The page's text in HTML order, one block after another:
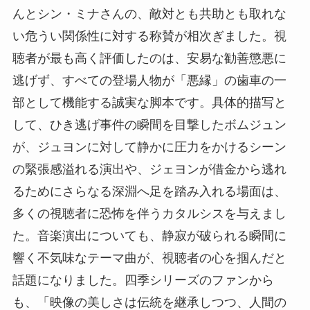
んとシン・ミナさんの、敵対とも共助とも取れな
い危うい関係性に対する称賛が相次ぎました。視
聴者が最も高く評価したのは、安易な勧善懲悪に
逃げず、すべての登場人物が「悪縁」の歯車の一
部として機能する誠実な脚本です。具体的描写と
して、ひき逃げ事件の瞬間を目撃したボムジュン
が、ジュヨンに対して静かに圧力をかけるシーン
の緊張感溢れる演出や、ジェヨンが借金から逃れ
るためにさらなる深淵へ足を踏み入れる場面は、
多くの視聴者に恐怖を伴うカタルシスを与えまし
た。音楽演出についても、静寂が破られる瞬間に
響く不気味なテーマ曲が、視聴者の心を掴んだと
話題になりました。四季シリーズのファンから
も、「映像の美しさは伝統を継承しつつ、人間の